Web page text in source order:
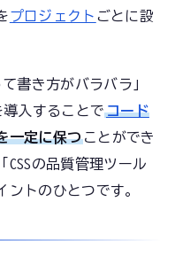
プロジェクト ごとに設
書き方がバラバラ」
入することでコード
一定に保つ ことができ
の品質管理ツール
ントのひとつです。